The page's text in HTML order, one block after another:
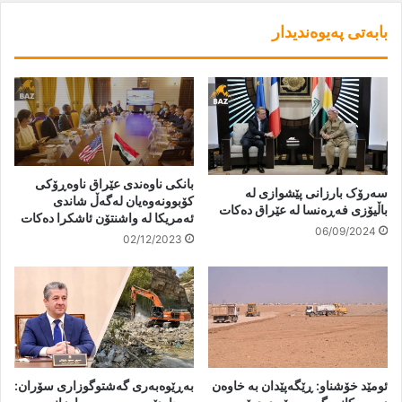
بابەتی پەیوەندیدار
سەرۆک بارزانی پێشوازی لە
باڵیۆزی فەڕەنسا لە عێراق دەکات
06/09/2024
بانکی ناوەندی عێراق ناوەڕۆکی
کۆبوونەوەیان لەگەڵ شاندی
ئەمریکا لە واشنتۆن ئاشکرا دەکات
02/12/2023
ئومێد خۆشناو: ڕێگەپێدان بە خاوەن
بەڕێوەبەری گەشتوگوزاری سۆران: